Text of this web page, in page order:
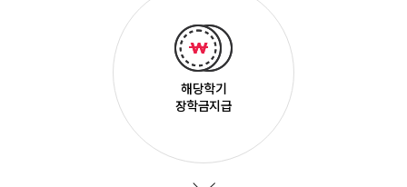
해당학기
장학금지급